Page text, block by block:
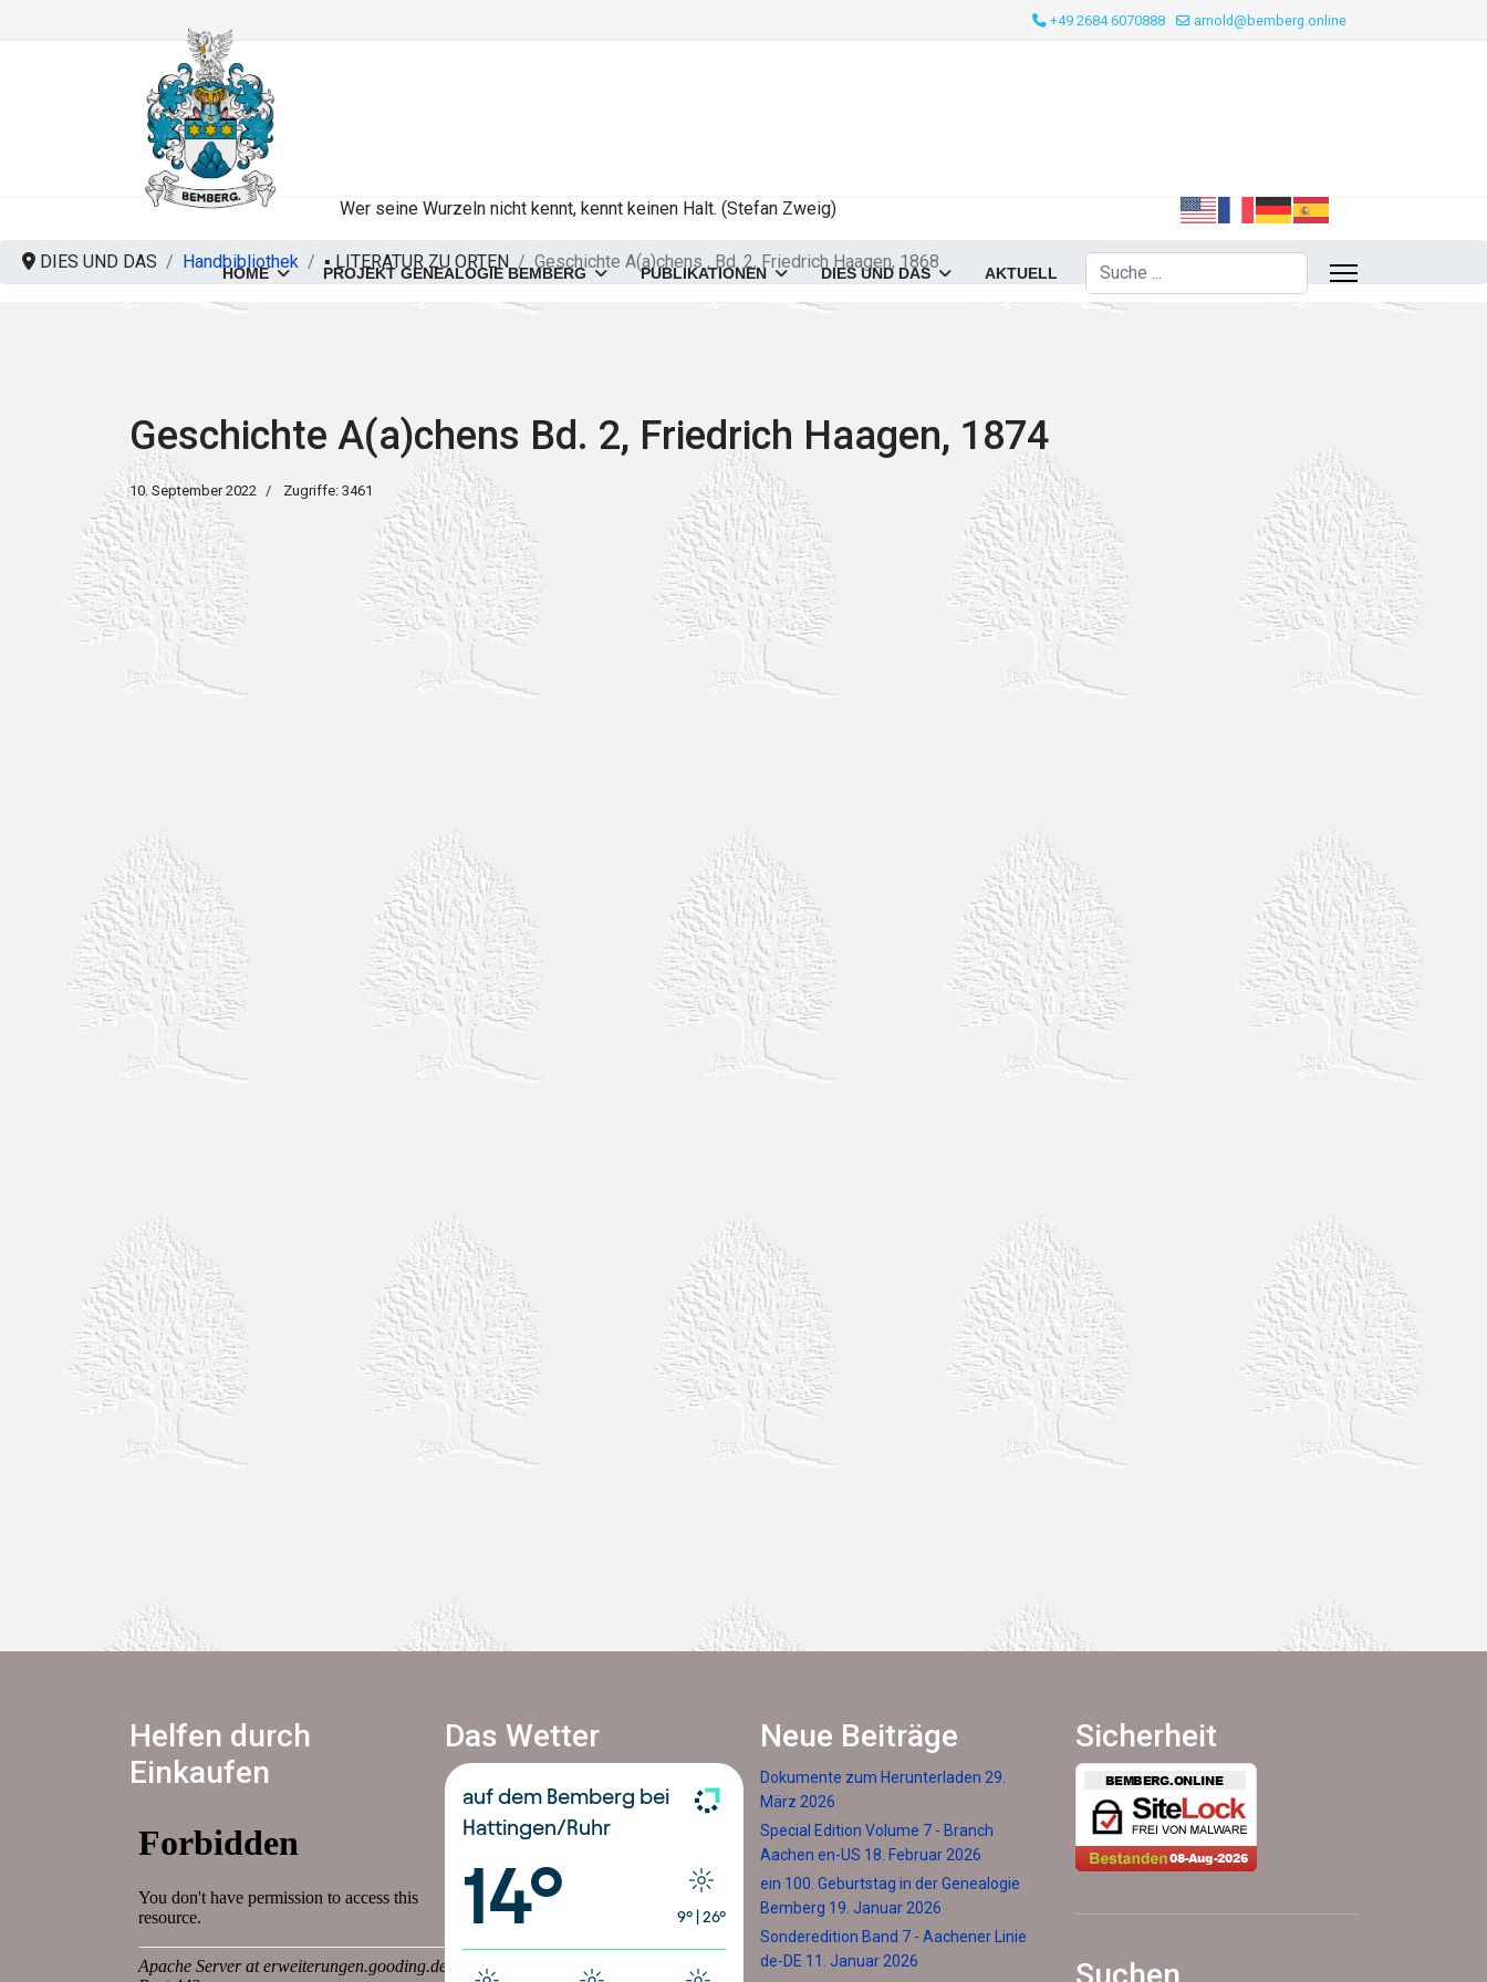
+49 2684 6070888 arnold@bemberg.online
HOME PROJEKT GENEALOGIE BEMBERG PUBLIKATIONEN DIES UND DAS AKTUELL Suchen
Wer seine Wurzeln nicht kennt, kennt keinen Halt. (Stefan Zweig)
DIES UND DAS Handbibliothek ▪️ LITERATUR ZU ORTEN Geschichte A(a)chens , Bd. 2, Friedrich Haagen, 1868
Geschichte A(a)chens Bd. 2, Friedrich Haagen, 1874
10. September 2022 Zugriffe: 3461
Helfen durch
Einkaufen
Das Wetter
auf dem Bemberg bei
Hattingen/Ruhr
14° 9° 26°
Neue Beiträge
Dokumente zum Herunterladen 29.
März 2026
Special Edition Volume 7 - Branch
Aachen en-US 18. Februar 2026
ein 100. Geburtstag in der Genealogie
Bemberg 19. Januar 2026
Sonderedition Band 7 - Aachener Linie
de-DE 11. Januar 2026
Sicherheit